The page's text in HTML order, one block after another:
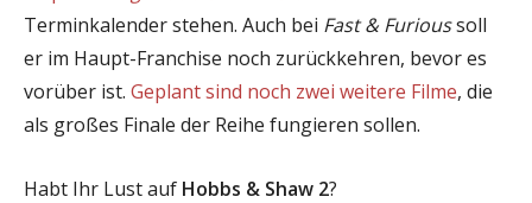
Terminkalender stehen. Auch bei Fast & Furioussoll
er im Haupt-Franchise noch zurückkehren, bevor es
vorüber ist. Geplant sind noch zwei weitere Filme, die
als großes Finale der Reihe fungieren sollen.
Habt Ihr Lust auf Hobbs & Shaw 2?